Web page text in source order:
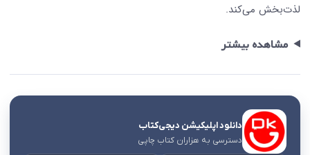
لذت‌بخش می‌کند.
مشاهده بیشتر
دانلود اپلیکیشن دیجی‌کتاب
دسترسی به هزاران کتاب چاپی